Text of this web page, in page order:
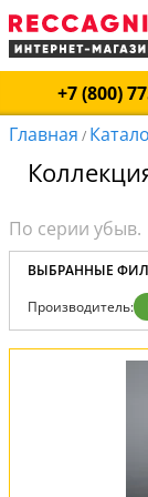
+7 (800)
Главная /
ВЫБРАННЫЕ
Производитель: